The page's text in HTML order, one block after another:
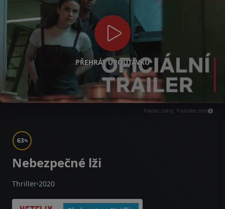
PŘEHRÁT UPOUTÁVKU
Trailer, zdroj: Youtube.com
63%
Nebezpečné lži
Thriller 2020